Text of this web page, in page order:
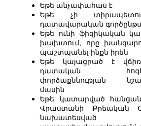
Եթե անչափահաս է
Եթե չի
դատավարական
Եթե ունի ֆիզիկական
խախտում, որը
պաշտպանել ինքն իրեն
Եթե կայացրած է վճիռ
դատական
փորձաքննության
մասին
Եթե կատարված
Վրաստանի Քրեական